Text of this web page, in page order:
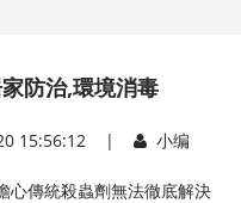
防治,環境消毒
15:56:12 | 小编
心傳統殺蟲劑無法徹底解決